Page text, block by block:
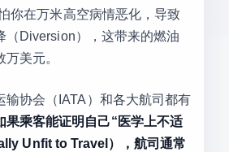
你在万米高空病情恶化，导致
（Diversion），这带来的燃油
美元。
输协会（IATA）和各大航司都有
果乘客能证明自己“医学上不适
Unfit to Travel），航司通常